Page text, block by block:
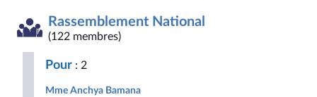
République
-
Nouveau
Front
Démocrate
Républicaine
des
non
Rassemblement National
(122 membres)
Pour : 2
Mme Anchya Bamana